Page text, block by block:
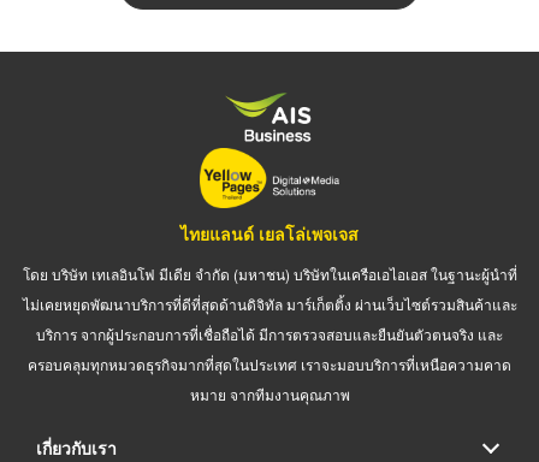
ไทยแลนด์ เยลโล่เพจเจส
โดย บริษัท เทเลอินโฟ มีเดีย จำกัด (มหาชน) บริษัทในเครือเอไอเอส ในฐานะผู้นำที่
ไม่เคยหยุดพัฒนาบริการที่ดีที่สุดด้านดิจิทัล มาร์เก็ตติ้ง ผ่านเว็บไซต์รวมสินค้าและ
บริการ จากผู้ประกอบการที่เชื่อถือได้ มีการตรวจสอบและยืนยันตัวตนจริง และ
ครอบคลุมทุกหมวดธุรกิจมากที่สุดในประเทศ เราจะมอบบริการที่เหนือความคาด
หมาย จากทีมงานคุณภาพ
เกี่ยวกับเรา